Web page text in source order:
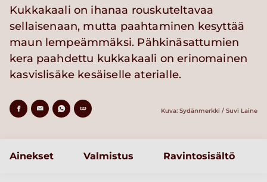
Kukkakaali on ihanaa rouskuteltavaa
sellaisenaan, mutta paahtaminen kesyttää
maun lempeämmäksi. Pähkinäsattumien
kera paahdettu kukkakaali on erinomainen
kasvislisäke kesäiselle aterialle.
Kuva: Sydänmerkki / Suvi Laine
Ainekset Valmistus Ravintosisältö